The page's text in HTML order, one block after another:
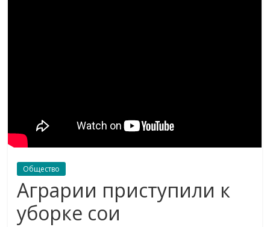
Общество
Аграрии приступили к
уборке сои